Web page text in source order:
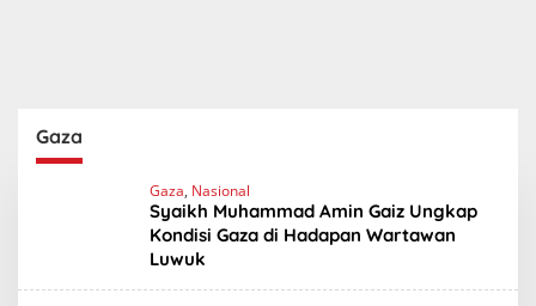
Gaza
Gaza, Nasional
Syaikh Muhammad Amin Gaiz Ungkap
Kondisi Gaza di Hadapan Wartawan
Luwuk